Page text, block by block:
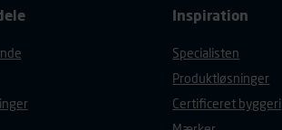
Inspiration
Specialisten
Produktløsninger
Certificeret byggeri